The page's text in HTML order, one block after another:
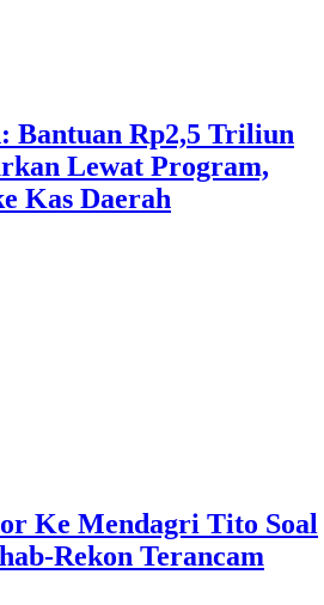
Bantuan Rp2,5 Triliun
Lewat Program,
Kas Daerah
Ke Mendagri Tito Soal
Rekon Terancam